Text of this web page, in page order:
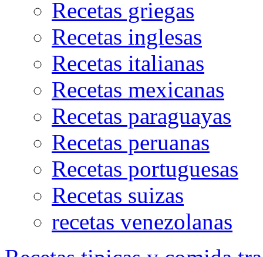
Recetas griegas
Recetas inglesas
Recetas italianas
Recetas mexicanas
Recetas paraguayas
Recetas peruanas
Recetas portuguesas
Recetas suizas
recetas venezolanas